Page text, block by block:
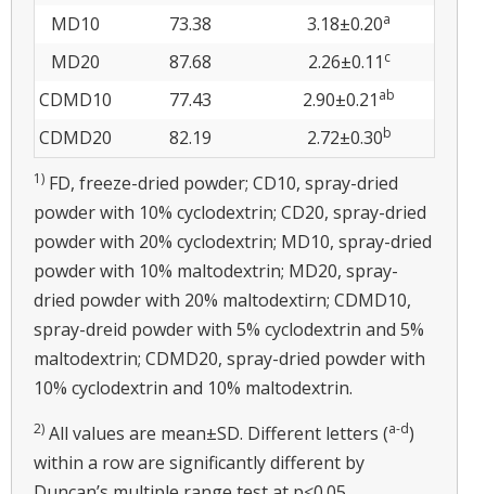
MD10 73.38 3.18±0.20a
MD20 87.68 2.26±0.11 c
CDMD10 77.43 2.90±0.21 ab
CDMD20 82.19 2.72±0.30b
1) FD, freeze-dried powder; CD10, spray-dried
powder with 10% cyclodextrin; CD20, spray-dried
powder with 20% cyclodextrin; MD10, spray-dried
powder with 10% maltodextrin; MD20, spray-
dried powder with 20% maltodextirn; CDMD10,
spray-dreid powder with 5% cyclodextrin and 5%
maltodextrin; CDMD20, spray-dried powder with
10% cyclodextrin and 10% maltodextrin.
2) All values are mean±SD. Different letters (a-d)
within a row are significantly different by